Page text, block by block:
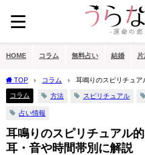
HOME コラム 無料占い 結婚
TOP コラム
耳鳴りのスピリチュア
帯別に解説
コラム 方法 スピリチュアル
占い情報
耳鳴りのスピリチュアル
耳・音や時間帯別に解説